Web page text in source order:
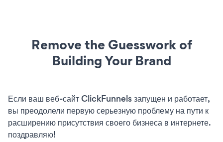
Remove the Guesswork of
Building Your Brand
Если ваш веб-сайт ClickFunnels запущен и работает,
вы преодолели первую серьезную проблему на пути к
расширению присутствия своего бизнеса в интернете.
поздравляю!